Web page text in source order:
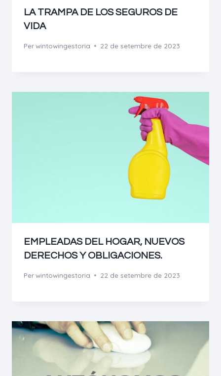
LA TRAMPA DE LOS SEGUROS DE
VIDA
Perwintowingestoria 22 de setembre de 2023
EMPLEADAS DEL HOGAR, NUEVOS
DERECHOS Y OBLIGACIONES.
Perwintowingestoria 22 de setembre de 2023